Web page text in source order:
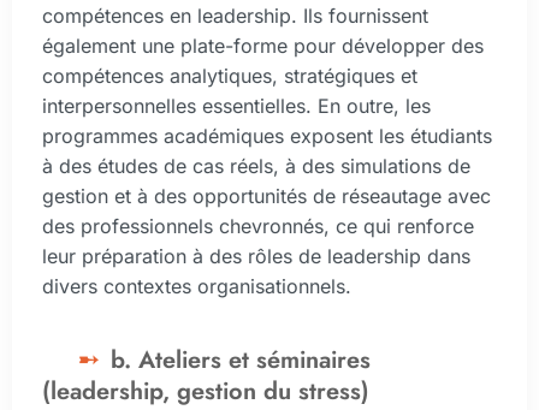
compétences en leadership. Ils fournissent
également une plate-forme pour développer des
compétences analytiques, stratégiques et
interpersonnelles essentielles. En outre, les
programmes académiques exposent les étudiants
à des études de cas réels, à des simulations de
gestion et à des opportunités de réseautage avec
des professionnels chevronnés, ce qui renforce
leur préparation à des rôles de leadership dans
divers contextes organisationnels.
b. Ateliers et séminaires
(leadership, gestion du stress)